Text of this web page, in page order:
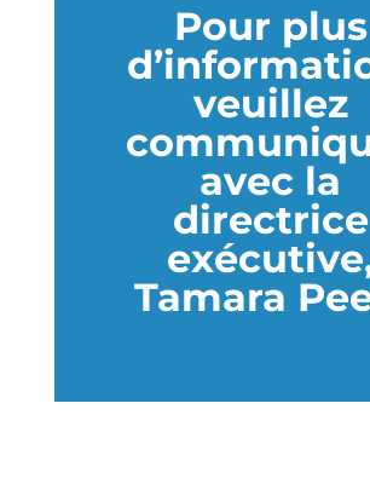
Pour plus
veuillez
avec la
directrice
Tamara